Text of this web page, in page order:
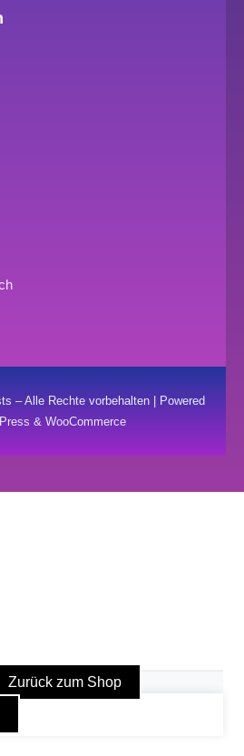
– Alle Rechte vorbehalten | Powered
& WooCommerce
Zurück zum Shop